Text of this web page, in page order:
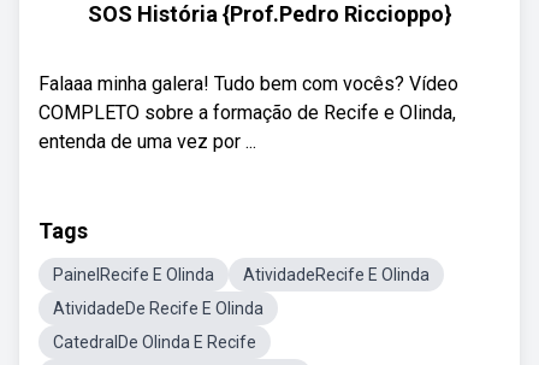
SOS História {Prof.Pedro Riccioppo}
Falaaa minha galera! Tudo bem com vocês? Vídeo
COMPLETO sobre a formação de Recife e Olinda,
entenda de uma vez por ...
Tags
PainelRecife E Olinda
AtividadeRecife E Olinda
AtividadeDe Recife E Olinda
CatedralDe Olinda E Recife